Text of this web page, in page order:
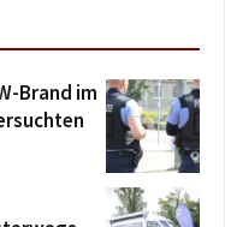
Brand im